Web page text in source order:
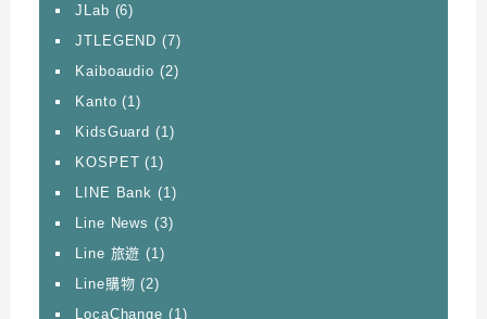
JLab (6)
JTLEGEND (7)
Kaiboaudio (2)
Kanto (1)
KidsGuard (1)
KOSPET (1)
LINE Bank (1)
Line News (3)
Line 旅遊 (1)
Line購物 (2)
LocaChange (1)